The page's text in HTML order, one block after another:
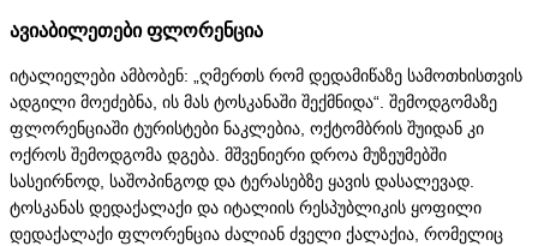
ავიაბილეთები ფლორენცია
იტალიელები ამბობენ: „ღმერთს რომ დედამიწაზე სამოთხისთვის
ადგილი მოეძებნა, ის მას ტოსკანაში შექმნიდა“. შემოდგომაზე
ფლორენციაში ტურისტები ნაკლებია, ოქტომბრის შუიდან კი
ოქროს შემოდგომა დგება. მშვენიერი დროა მუზეუმებში
სასეირნოდ, საშოპინგოდ და ტერასებზე ყავის დასალევად.
ტოსკანას დედაქალაქი და იტალიის რესპუბლიკის ყოფილი
დედაქალაქი ფლორენცია ძალიან ძველი ქალაქია, რომელიც